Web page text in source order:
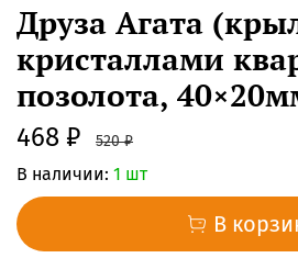
Друза Агата
кристаллами
позолота,
468 ₽ 520 ₽
В наличии: 1 шт
В